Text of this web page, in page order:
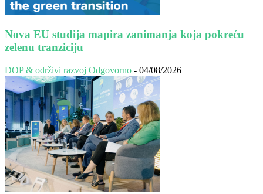
Nova EU studija mapira zanimanja koja pokreću
zelenu tranziciju
DOP & održivi razvoj Odgovorno - 04/08/2026